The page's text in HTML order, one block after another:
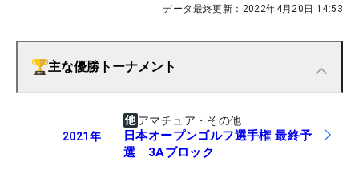
データ最終更新： 2022年4月20日 14:53
主な優勝トーナメント
2021年
アマチュア・その他
日本オープンゴルフ選手権 最終予
選 3Aブロック